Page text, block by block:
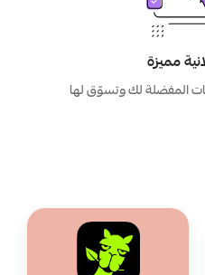
مميزة
المفضلة لك وتسوّق لها